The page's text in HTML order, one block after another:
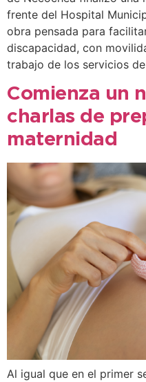
frente del Hospital
obra pensada para
discapacidad, con
trabajo de los servicios
Comienza un
charlas de
maternidad
Al igual que en el primer